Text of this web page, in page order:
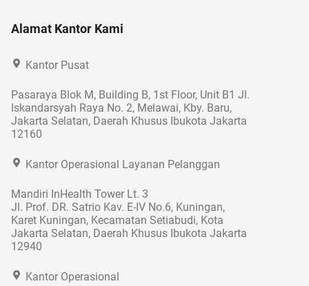
Alamat Kantor Kami
Kantor Pusat
Pasaraya Blok M, Building B, 1st Floor, Unit B1 Jl.
Iskandarsyah Raya No. 2, Melawai, Kby. Baru,
Jakarta Selatan, Daerah Khusus Ibukota Jakarta
12160
Kantor Operasional Layanan Pelanggan
Mandiri InHealth Tower Lt. 3
Jl. Prof. DR. Satrio Kav. E-IV No.6, Kuningan,
Karet Kuningan, Kecamatan Setiabudi, Kota
Jakarta Selatan, Daerah Khusus Ibukota Jakarta
12940
Kantor Operasional